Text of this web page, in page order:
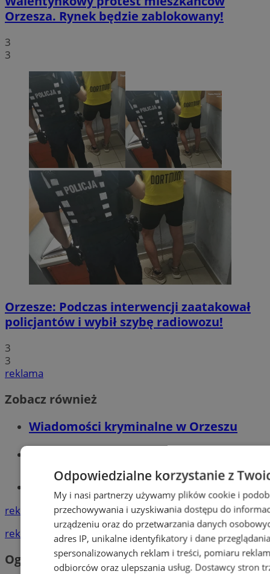
Orzesza. Rynek będzie zablokowany!
3
3
Orzesze: Podczas interwencji zaatakował
policjantów i wybił szybę radiowozu!
3
3
reklama
Zobacz również
Wiadomości kryminalne w Orzeszu
Tworzenie stron www - Orzesze
reklama
reklama
Ogłoszenia
Odpowiedzialne korzystanie z
My i nasi partnerzy używamy plików cookie i
przechowywania i uzyskiwania dostępu do
urządzeniu oraz do przetwarzania danych
adres IP, unikalne identyfikatory i dane
spersonalizowanych reklam i treści, pomiaru
odbiorców oraz ulepszania usług. Dostawcy stron